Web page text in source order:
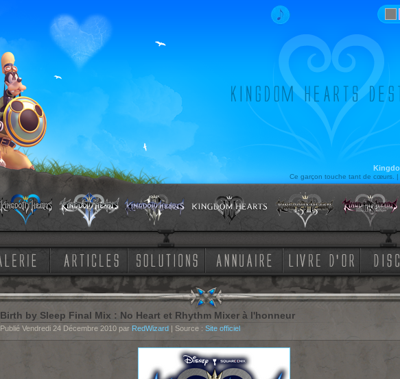
Ce garçon touche tant de cœurs. |
Birth by Sleep Final Mix : No Heart et Rhythm Mixer à l'honneur
Publié Vendredi 24 Décembre 2010 par RedWizard| Source : Site officiel